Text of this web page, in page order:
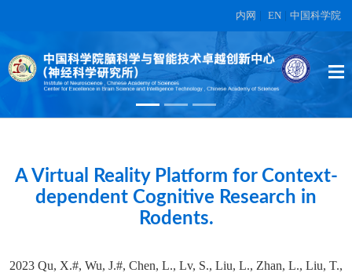
内网 EN 中国科学院
High-dimensional topographic
organization of visual features in the
primate temporal lobe.
在另外数据表中
A Virtual Reality Platform for Context-
dependent Cognitive Research in
Rodents.
2023 Qu, X.#, Wu, J.#, Chen, L., Lv, S., Liu, L., Zhan, L., Liu, T.,